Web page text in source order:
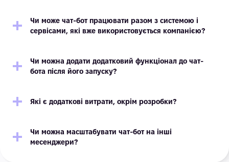
Чи може чат-бот працювати разом з системою і
сервісами, які вже використовується компанією?
Чи можна додати додатковий функціонал до чат-
бота після його запуску?
Які є додаткові витрати, окрім розробки?
Чи можна масштабувати чат-бот на інші
месенджери?